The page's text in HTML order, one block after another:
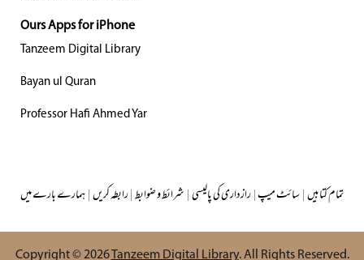
Ours Apps for iPhone
Tanzeem Digital Library
Bayan ul Quran
Professor Hafi Ahmed Yar
ہمارے بارے میں|رابطہ کریں|شرائط و ضوابط|رازداری کی پالیسی|سائٹ میپ|تمام کتابیں
Copyright © 2026Tanzeem Digital Library. All Rights Reserved.